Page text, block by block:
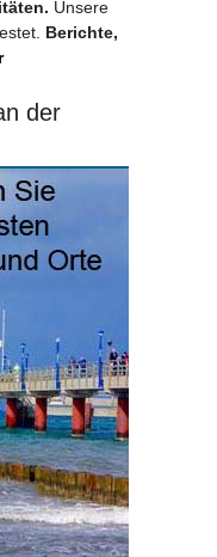
Unsere
Berichte,
der